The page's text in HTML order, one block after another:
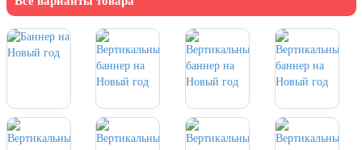
4 ноября, День народного единства
7 ноября, День проведения военного
парада на Красной площади
7 ноября, День Октябрьской
10 ноября, День сотрудника органов
внутренних дел РФ